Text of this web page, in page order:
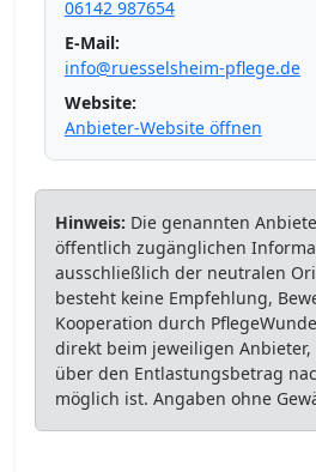
06142 987654
E-Mail:
info@ruesselsheim-pflege.de
Website:
Anbieter-Website öffnen
Hinweis: Die genannten
öffentlich zugänglichen
ausschließlich der neutralen
besteht keine Empfehlung,
Kooperation durch
direkt beim jeweiligen
über den Entlastungsbetrag
möglich ist. Angaben ohne